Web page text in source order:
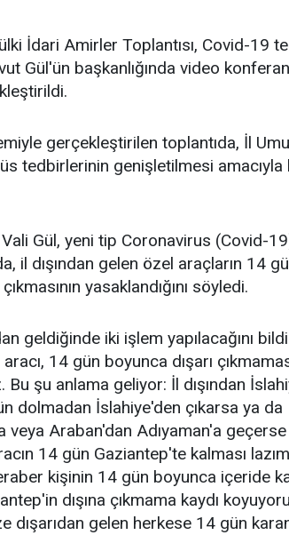
İdari Amirler Toplantısı, Covid-19
Gül'ün başkanlığında video
gerçekleştirilen toplantıda, İl
tedbirlerinin genişletilmesi amacıyla
Gül, yeni tip Coronavirus (Covid-
il dışından gelen özel araçların 14
yasaklandığını söyledi.
geldiğinde iki işlem yapılacağını
14 gün boyunca dışarı
Bu şu anlama geliyor: İl dışından
dolmadan İslahiye'den çıkarsa ya da
veya Araban'dan Adıyaman'a
14 gün Gaziantep'te kalması
kişinin 14 gün boyunca içeride
dışına çıkmama kaydı
dışarıdan gelen herkese 14 gün